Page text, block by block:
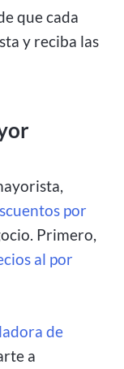
que cada
y reciba las
por
Primero,
al por
de
a